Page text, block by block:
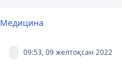
Медицина
09:53, 09 желтоқсан 2022